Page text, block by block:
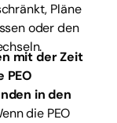
Pläne
oder den
mit der Zeit
PEO
in den
die PEO